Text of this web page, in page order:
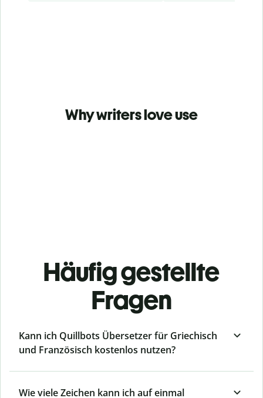
Why writers love use
Häufig gestellte
Fragen
Kann ich Quillbots Übersetzer für Griechisch
und Französisch kostenlos nutzen?
Wie viele Zeichen kann ich auf einmal